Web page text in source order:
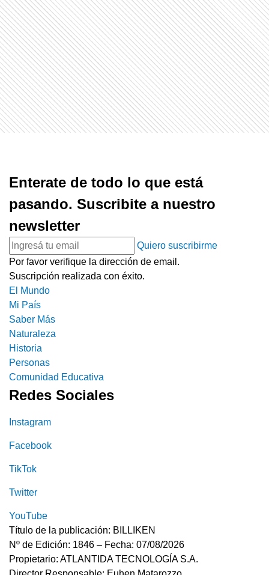
Enterate de todo lo que está
pasando. Suscribite a nuestro
newsletter
Quiero suscribirme
Por favor verifique la dirección de email.
Suscripción realizada con éxito.
El Mundo
Mi País
Saber Más
Naturaleza
Historia
Personas
Comunidad Educativa
Redes Sociales
Instagram
Facebook
TikTok
Twitter
YouTube
Título de la publicación: BILLIKEN
Nº de Edición: 1846 – Fecha: 07/08/2026
Propietario: ATLANTIDA TECNOLOGÍA S.A.